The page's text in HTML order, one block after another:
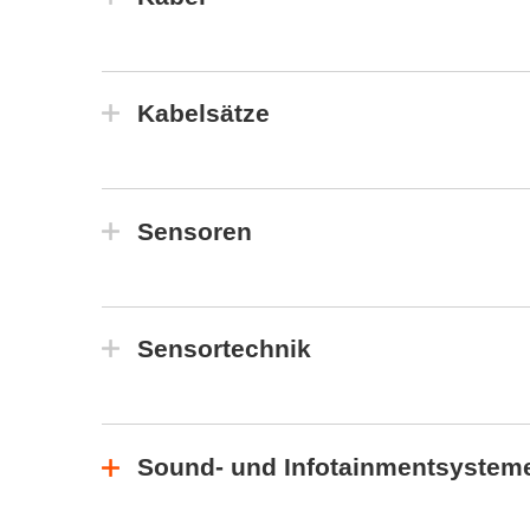
Kabelsätze
Sensoren
Sensortechnik
Sound- und